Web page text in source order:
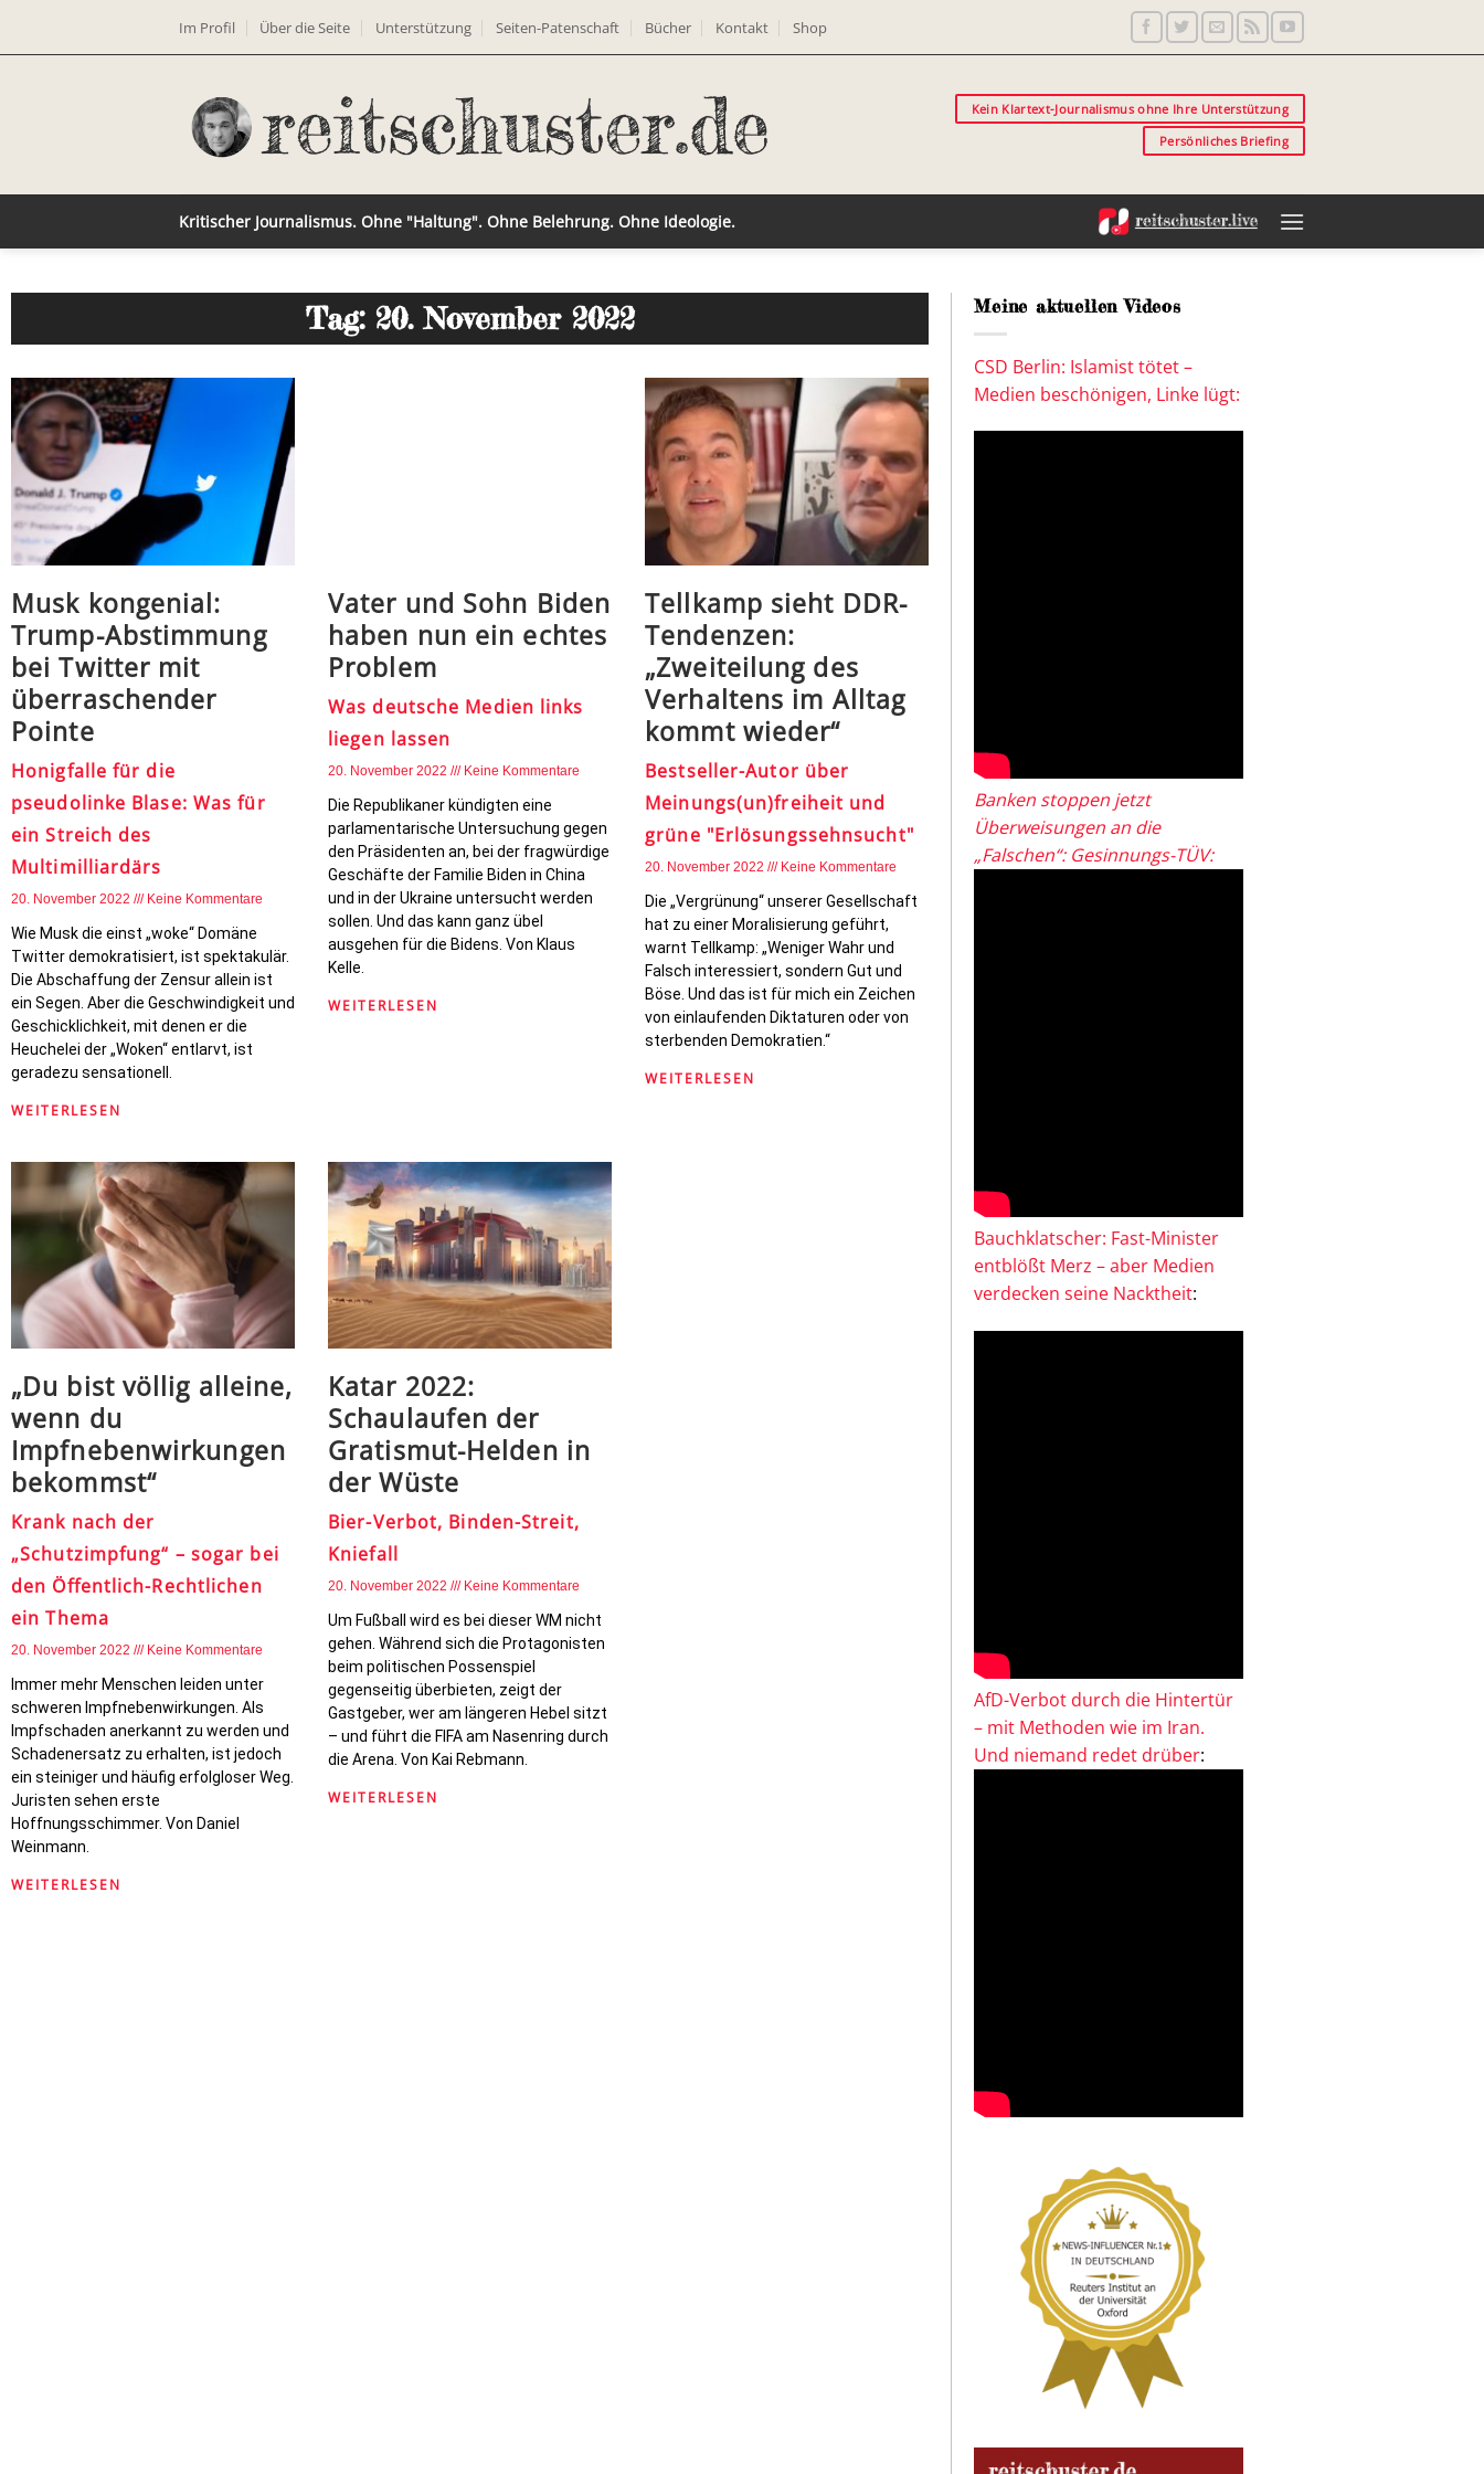
Im Profil Über die Seite Unterstützung Seiten-Patenschaft Bücher Kontakt Shop
Kein Klartext-Journalismus ohne Ihre Unterstützung
Persönliches Briefing
Kritischer Journalismus. Ohne "Haltung". Ohne Belehrung. Ohne Ideologie.
Tag: 20. November 2022
Musk kongenial:
Trump-Abstimmung
bei Twitter mit
überraschender
Pointe
Honigfalle für die
pseudolinke Blase: Was für
ein Streich des
Multimilliardärs
20. November 2022 Keine Kommentare
Wie Musk die einst „woke“ Domäne
Twitter demokratisiert, ist spektakulär.
Die Abschaffung der Zensur allein ist
ein Segen. Aber die Geschwindigkeit und
Geschicklichkeit, mit denen er die
Heuchelei der „Woken“ entlarvt, ist
geradezu sensationell.
WEITERLESEN
Vater und Sohn Biden
haben nun ein echtes
Problem
Was deutsche Medien links
liegen lassen
20. November 2022 Keine Kommentare
Die Republikaner kündigten eine
parlamentarische Untersuchung gegen
den Präsidenten an, bei der fragwürdige
Geschäfte der Familie Biden in China
und in der Ukraine untersucht werden
sollen. Und das kann ganz übel
ausgehen für die Bidens. Von Klaus
Kelle.
WEITERLESEN
Tellkamp sieht DDR-
Tendenzen:
„Zweiteilung des
Verhaltens im Alltag
kommt wieder“
Bestseller-Autor über
Meinungs(un)freiheit und
grüne "Erlösungssehnsucht"
20. November 2022 Keine Kommentare
Die „Vergrünung“ unserer Gesellschaft
hat zu einer Moralisierung geführt,
warnt Tellkamp: „Weniger Wahr und
Falsch interessiert, sondern Gut und
Böse. Und das ist für mich ein Zeichen
von einlaufenden Diktaturen oder von
sterbenden Demokratien.“
WEITERLESEN
„Du bist völlig alleine,
wenn du
Impfnebenwirkungen
bekommst“
Krank nach der
„Schutzimpfung“ – sogar bei
den Öffentlich-Rechtlichen
ein Thema
20. November 2022 Keine Kommentare
Immer mehr Menschen leiden unter
schweren Impfnebenwirkungen. Als
Impfschaden anerkannt zu werden und
Schadenersatz zu erhalten, ist jedoch
ein steiniger und häufig erfolgloser Weg.
Juristen sehen erste
Hoffnungsschimmer. Von Daniel
Weinmann.
WEITERLESEN
Katar 2022:
Schaulaufen der
Gratismut-Helden in
der Wüste
Bier-Verbot, Binden-Streit,
Kniefall
20. November 2022 Keine Kommentare
Um Fußball wird es bei dieser WM nicht
gehen. Während sich die Protagonisten
beim politischen Possenspiel
gegenseitig überbieten, zeigt der
Gastgeber, wer am längeren Hebel sitzt
– und führt die FIFA am Nasenring durch
die Arena. Von Kai Rebmann.
WEITERLESEN
Meine aktuellen Videos
CSD Berlin: Islamist tötet –
Medien beschönigen, Linke lügt:
Banken stoppen jetzt
Überweisungen an die
„Falschen“: Gesinnungs-TÜV:
Bauchklatscher: Fast-Minister
entblößt Merz – aber Medien
verdecken seine Nacktheit:
AfD-Verbot durch die Hintertür
– mit Methoden wie im Iran.
Und niemand redet drüber: